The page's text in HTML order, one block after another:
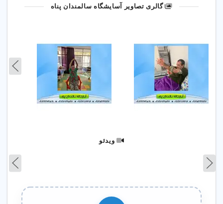
گالری تصاویر آسایشگاه سالمندان پناه
ویدئو